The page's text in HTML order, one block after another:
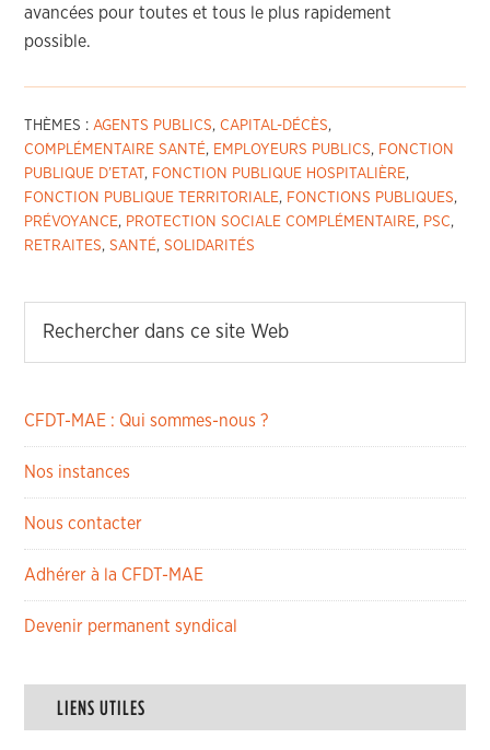
avancées pour toutes et tous le plus rapidement
possible.
THÈMES :AGENTS PUBLICS,CAPITAL-DÉCÈS,
COMPLÉMENTAIRE SANTÉ, EMPLOYEURS PUBLICS, FONCTION
PUBLIQUE D’ETAT , FONCTION PUBLIQUE HOSPITALIÈRE,
FONCTION PUBLIQUE TERRITORIALE, FONCTIONS PUBLIQUES,
PRÉVOYANCE, PROTECTION SOCIALE COMPLÉMENTAIRE, PSC,
RETRAITES,SANTÉ,SOLIDARITÉS
CFDT-MAE : Qui sommes-nous ?
Nos instances
Nous contacter
Adhérer à la CFDT-MAE
Devenir permanent syndical
LIENS UTILES